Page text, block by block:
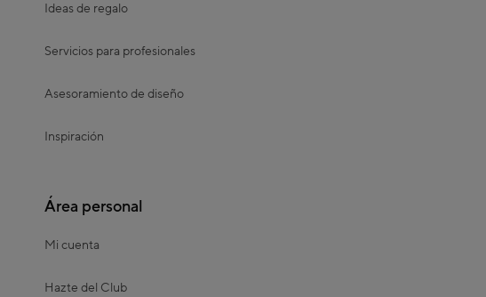
Ideas de regalo
Servicios para profesionales
Asesoramiento de diseño
Inspiración
Área personal
Mi cuenta
Hazte del Club